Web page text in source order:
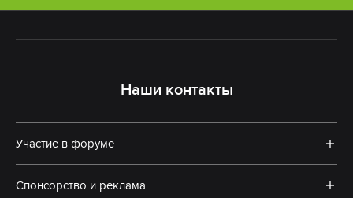
Наши контакты
Участие в форуме
Спонсорство и реклама